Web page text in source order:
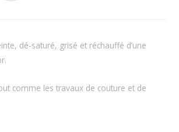
dé-saturé, grisé et réchauffé d’une
comme les travaux de couture et de